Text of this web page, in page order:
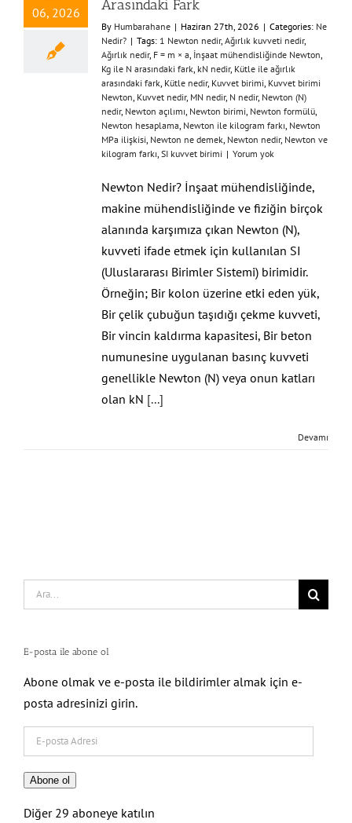
06, 2026
Arasındaki Fark
By Humbarahane | Haziran 27th, 2026 | Categories: Ne
Nedir? | Tags: 1 Newton nedir, Ağırlık kuvveti nedir,
Ağırlık nedir, F = m × a İnşaat mühendisliğinde Newton
Kg ile N arasındaki fark kN nedir, Kütle ile ağırlık
arasındaki fark Kütle nedir, Kuvvet birimi Kuvvet birimi
Newton Kuvvet nedir, MN nedir, N nedir, Newton (N)
nedir, Newton açılımı Newton birimi Newton formülü
Newton hesaplama Newton ile kilogram farkı Newton
MPa ilişkisi Newton ne demek Newton nedir, Newton ve
kilogram farkı SI kuvvet birimi | Yorum yok
Newton Nedir? İnşaat mühendisliğinde,
makine mühendisliğinde ve fiziğin birçok
alanında karşımıza çıkan Newton (N),
kuvveti ifade etmek için kullanılan SI
(Uluslararası Birimler Sistemi) birimidir.
Örneğin; Bir kolon üzerine etki eden yük,
Bir çelik çubuğun taşıdığı çekme kuvveti,
Bir vincin kaldırma kapasitesi, Bir beton
numunesine uygulanan basınç kuvveti
genellikle Newton (N) veya onun katları
olan kN [...]
Devamı
Search
for:
E-posta ile abone ol
Abone olmak ve e-posta ile bildirimler almak için e-
posta adresinizi girin.
posta
Adresi
Abone ol
Diğer 29 aboneye katılın